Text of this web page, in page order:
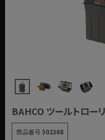
BAHCO ツールトロー
商品番号502368